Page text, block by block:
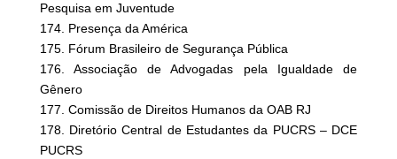
Pesquisa em Juventude
174. Presença da América
175. Fórum Brasileiro de Segurança Pública
176. Associação de Advogadas pela Igualdade de
Gênero
177. Comissão de Direitos Humanos da OAB RJ
178. Diretório Central de Estudantes da PUCRS – DCE
PUCRS